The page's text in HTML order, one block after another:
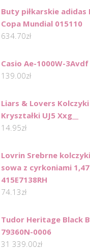
Buty piłkarskie adidas
Copa Mundial 015110
634.70zł
Casio Ae-1000W-3Avdf
139.00zł
Liars & Lovers Kolczyki
Kryształki UJ5 Xxg__
14.95zł
Lovrin Srebrne
sowa z cyrkoniami
415E7138RH
74.13zł
Tudor Heritage Black
79360N-0006
31 339.00zł